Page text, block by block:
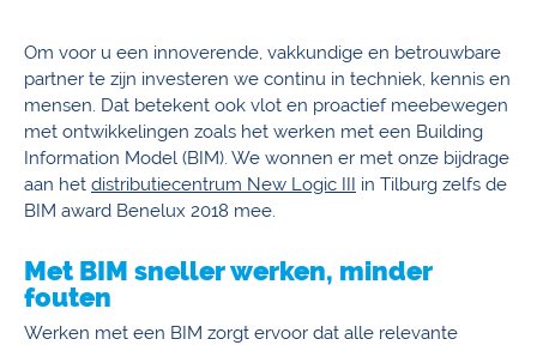
Om voor u een innoverende, vakkundige en betrouwbare
partner te zijn investeren we continu in techniek, kennis en
mensen. Dat betekent ook vlot en proactief meebewegen
met ontwikkelingen zoals het werken met een Building
Information Model (BIM). We wonnen er met onze bijdrage
aan het distributiecentrum New Logic III in Tilburg zelfs de
BIM award Benelux 2018 mee.
Met BIM sneller werken, minder
fouten
Werken met een BIM zorgt ervoor dat alle relevante